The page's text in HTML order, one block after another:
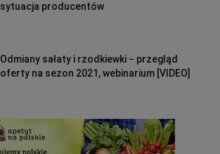
sytuacja producentów
Odmiany sałaty i rzodkiewki − przegląd
oferty na sezon 2021, webinarium [VIDEO]